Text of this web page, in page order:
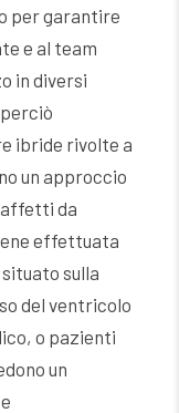
per garantire
e al team
in diversi
ibride rivolte a
un approccio
da
effettuata
sulla
del ventricolo
o pazienti
un